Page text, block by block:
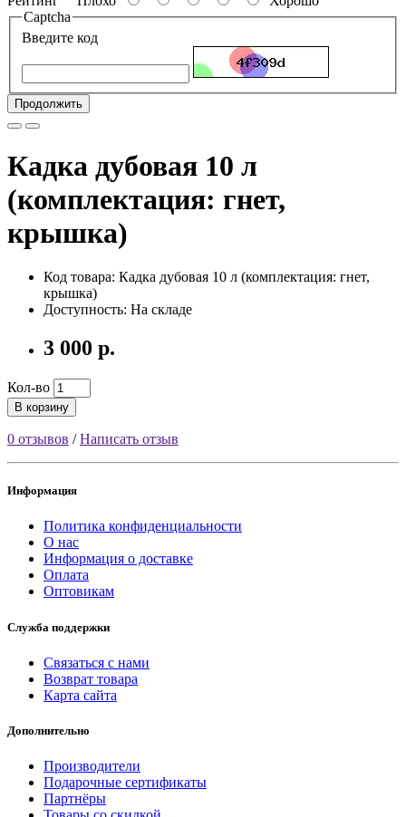
Captcha
Введите код
Продолжить
Кадка дубовая 10 л
(комплектация: гнет,
крышка)
Код товара: Кадка дубовая 10 л (комплектация: гнет,
крышка)
Доступность: На складе
3 000 р.
Кол-во
В корзину
0 отзывов /Написать отзыв
Информация
Политика конфиденциальности
О нас
Информация о доставке
Оплата
Оптовикам
Служба поддержки
Связаться с нами
Возврат товара
Карта сайта
Дополнительно
Производители
Подарочные сертификаты
Партнёры